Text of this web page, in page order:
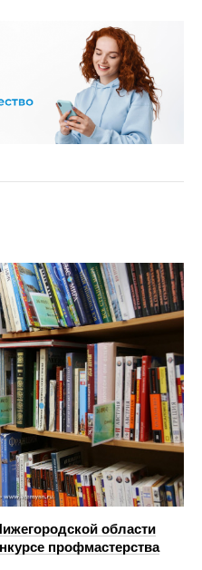
области
профмастерства